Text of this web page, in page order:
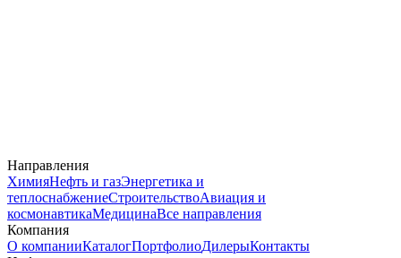
Направления
ХимияНефть и газЭнергетика и
теплоснабжениеСтроительствоАвиация и
космонавтикаМедицинаВсе направления
Компания
О компанииКаталогПортфолиоДилерыКонтакты